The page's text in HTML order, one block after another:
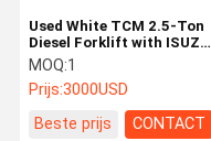
Used White TCM 2.5-Ton
Diesel Forklift with ISUZU
Engine Central Cylinder
Robust Performance for
Warehouse and Logistics
MOQ:1
Prijs:3000USD
Beste prijs
CONTACT